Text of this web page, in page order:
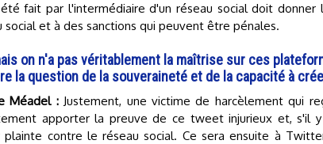
fait par l'intermédiaire d'un réseau social doit
social et à des sanctions qui peuvent être pénales.
on n'a pas véritablement la maîtrise sur ces
la question de la souveraineté et de la capacité à
Méadel :Justement, une victime de harcèlement qui
apporter la preuve de ce tweet injurieux et, s'il
contre le réseau social. Ce sera ensuite à